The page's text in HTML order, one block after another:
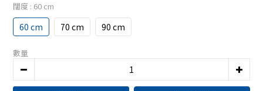
闊度 : 60 cm
60 cm 70 cm 90 cm
數量